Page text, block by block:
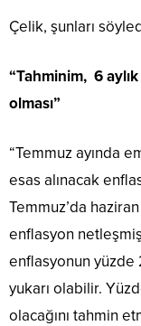
Çelik, şunları
“Tahminim, 6
olması”
“Temmuz ayında
esas alınacak
Temmuz’da
enflasyon
enflasyonun yüzde
yukarı olabilir.
olacağını tahmin